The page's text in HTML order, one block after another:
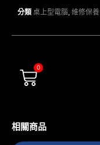
分類 桌上型電腦 維修保養
0
相關商品